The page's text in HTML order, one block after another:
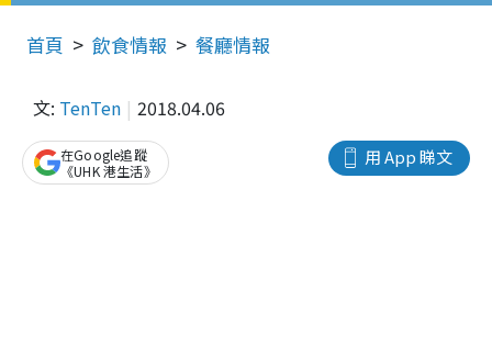
首頁 飲食情報 餐廳情報
文: TenTen 2018.04.06
用 App 睇文
在Google追蹤
《UHK 港生活》